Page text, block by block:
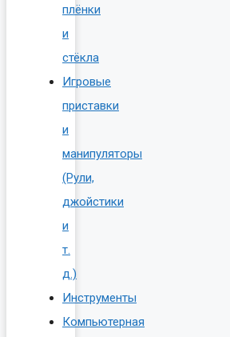
плёнки
и
стёкла
Игровые
приставки
и
манипуляторы
(Рули,
джойстики
и
т.
д.)
Инструменты
Компьютерная